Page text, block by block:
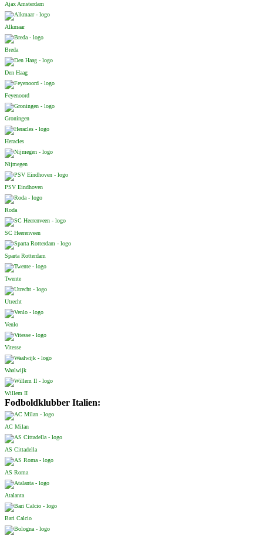
Ajax Amsterdam
Alkmaar
Breda
Den Haag
Feyenoord
Groningen
Heracles
Nijmegen
PSV Eindhoven
Roda
SC Heerenveen
Sparta Rotterdam
Twente
Utrecht
Venlo
Vitesse
Waalwijk
Willem II
Fodboldklubber Italien:
AC Milan
AS Cittadella
AS Roma
Atalanta
Bari Calcio